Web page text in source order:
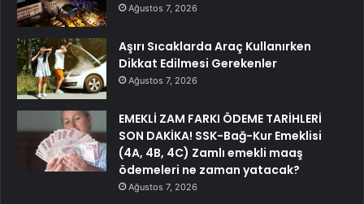
Ağustos 7, 2026
Aşırı Sıcaklarda Araç Kullanırken
Dikkat Edilmesi Gerekenler
Ağustos 7, 2026
EMEKLİ ZAM FARKI ÖDEME TARİHLERİ
SON DAKİKA! SSK-Bağ-Kur Emeklisi
(4A, 4B, 4C) Zamlı emekli maaş
ödemeleri ne zaman yatacak?
Ağustos 7, 2026